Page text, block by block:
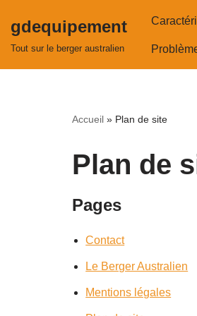
Aller
gdequipement
Tout sur le berger australien
Accueil » Plan de site
Plan de
Pages
Contact
Le Berger Australien
Mentions légales